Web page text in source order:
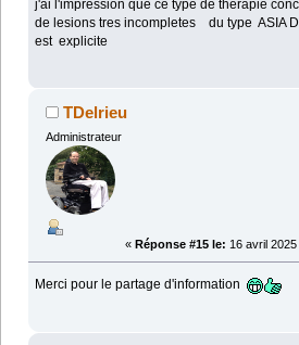
j'ai l'impression que ce type de therapie
de lesions tres incompletes du type ASIA
est explicite
TDelrieu
Administrateur
« Réponse #15 le: 16 avril
Merci pour le partage d'information